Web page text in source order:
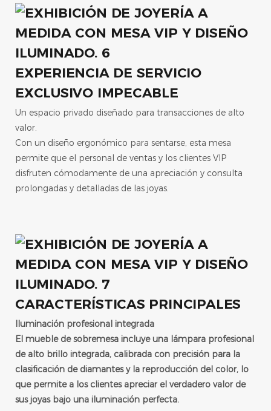
EXPERIENCIA DE SERVICIO
EXCLUSIVO IMPECABLE
Un espacio privado diseñado para transacciones de alto
valor.
Con un diseño ergonómico para sentarse, esta mesa
permite que el personal de ventas y los clientes VIP
disfruten cómodamente de una apreciación y consulta
prolongadas y detalladas de las joyas.
CARACTERÍSTICAS PRINCIPALES
Iluminación profesional integrada
El mueble de sobremesa incluye una lámpara profesional
de alto brillo integrada, calibrada con precisión para la
clasificación de diamantes y la reproducción del color, lo
que permite a los clientes apreciar el verdadero valor de
sus joyas bajo una iluminación perfecta.